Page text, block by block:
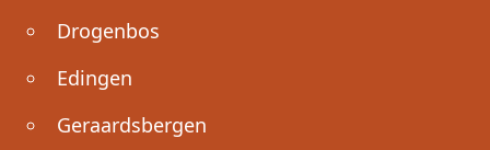
Drogenbos
Edingen
Geraardsbergen